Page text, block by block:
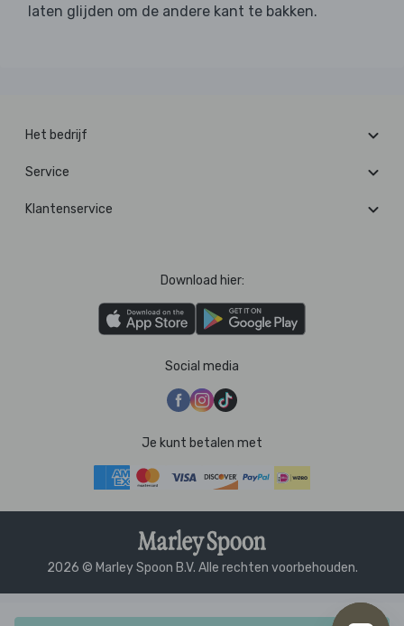
laten glijden om de andere kant te bakken.
Het bedrijf
Service
Klantenservice
Download hier:
Social media
Je kunt betalen met
2026 © Marley Spoon B.V. Alle rechten voorbehouden.